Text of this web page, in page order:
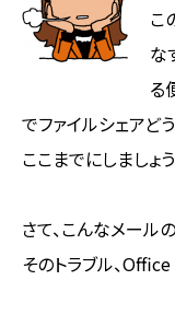
こ
な
る
でファイルシェアど
ここまでにしましょう
さて、こんなメール
そのトラブル、